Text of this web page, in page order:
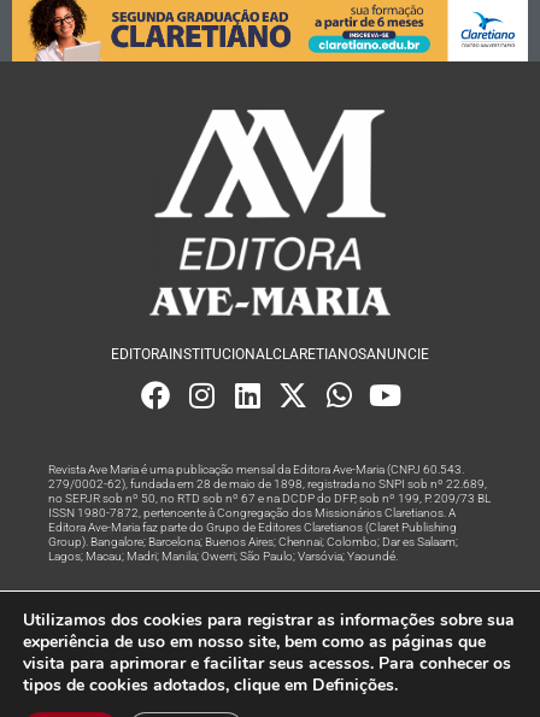
EDITORA INSTITUCIONALCLARETIANOSANUNCIE
Revista Ave Maria é uma publicação mensal da Editora Ave-Maria (CNPJ 60.543.
279/0002-62), fundada em 28 de maio de 1898, registrada no SNPI sob nº 22.689,
no SEPJR sob nº 50, no RTD sob nº 67 e na DCDP do DFP, sob nº 199, P. 209/73 BL
ISSN 1980-7872, pertencente à Congregação dos Missionários Claretianos. A
Editora Ave-Maria faz parte do Grupo de Editores Claretianos (Claret Publishing
Group). Bangalore; Barcelona; Buenos Aires; Chennai; Colombo; Dar es Salaam;
Lagos; Macau; Madri; Manila; Owerri; São Paulo; Varsóvia; Yaoundé.
Rede
© Todos os Direitos Reservados
Utilizamos dos cookies para registrar as informações sobre sua
experiência de uso em nosso site, bem como as páginas que
visita para aprimorar e facilitar seus acessos. Para conhecer os
tipos de cookies adotados, clique em Definições.